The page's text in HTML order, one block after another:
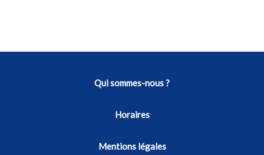
Qui sommes-nous ?
Horaires
Mentions légales